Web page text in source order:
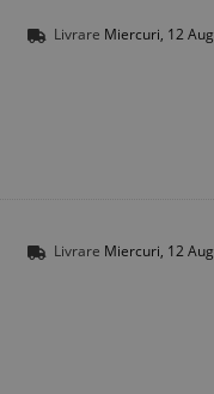
Livrare Miercuri, 12 Aug
Livrare Miercuri, 12 Aug